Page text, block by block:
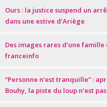
Ours : la justice suspend un
dans une estive d’Ariège
Des images rares d’une famille
franceinfo
“Personne n’est tranquille” :
Bouhy, la piste du loup n’est